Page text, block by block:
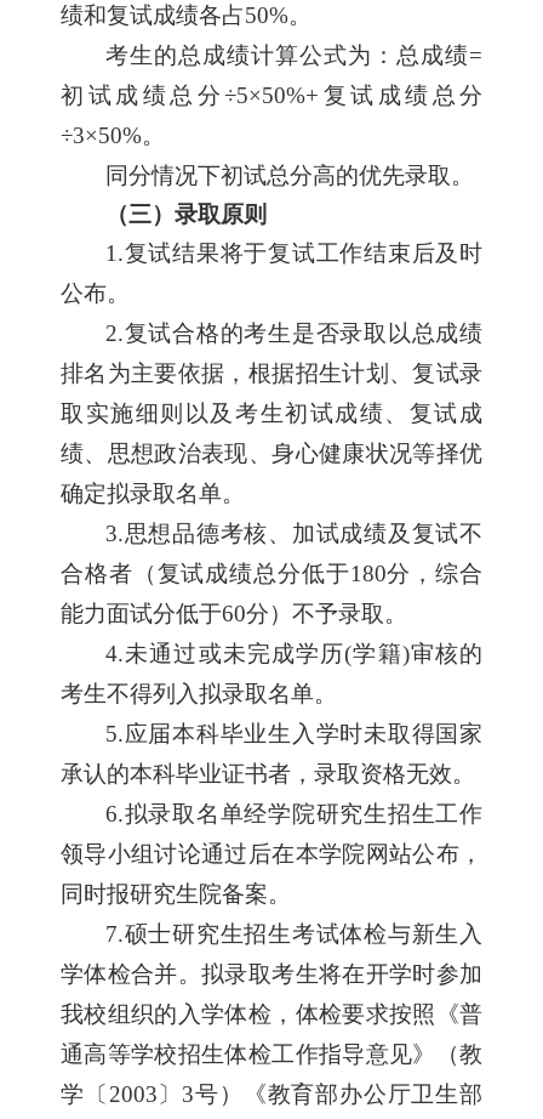
绩和复试成绩各占50%。
考生的总成绩计算公式为：总成绩=
初试成绩总分÷5×50%+复试成绩总分
÷3×50%。
同分情况下初试总分高的优先录取。
（三）录取原则
1.复试结果将于复试工作结束后及时
公布。
2.复试合格的考生是否录取以总成绩
排名为主要依据，根据招生计划、复试录
取实施细则以及考生初试成绩、复试成
绩、思想政治表现、身心健康状况等择优
确定拟录取名单。
3.思想品德考核、加试成绩及复试不
合格者（复试成绩总分低于180分，综合
能力面试分低于60分）不予录取。
4.未通过或未完成学历(学籍)审核的
考生不得列入拟录取名单。
5.应届本科毕业生入学时未取得国家
承认的本科毕业证书者，录取资格无效。
6.拟录取名单经学院研究生招生工作
领导小组讨论通过后在本学院网站公布，
同时报研究生院备案。
7.硕士研究生招生考试体检与新生入
学体检合并。拟录取考生将在开学时参加
我校组织的入学体检，体检要求按照《普
通高等学校招生体检工作指导意见》（教
学〔2003〕3号）《教育部办公厅卫生部